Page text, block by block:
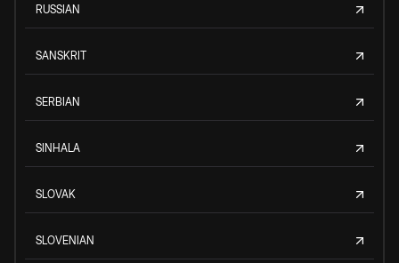
RUSSIAN
SANSKRIT
SERBIAN
SINHALA
SLOVAK
SLOVENIAN